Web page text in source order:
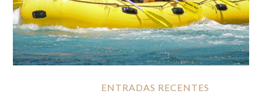
Aventura y paisajes imponentes
ENTRADAS RECENTES